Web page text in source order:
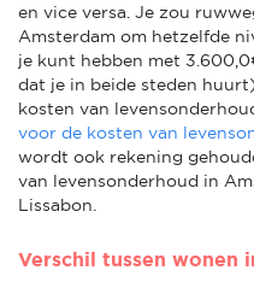
en vice versa. Je zou
Amsterdam om hetzelfde
je kunt hebben met
dat je in beide steden
kosten van
voor de kosten van
wordt ook rekening
van levensonderhoud in
Lissabon.
Verschil tussen wonen